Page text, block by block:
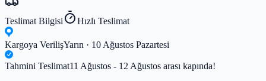
Teslimat Bilgisi Hızlı Teslimat
Kargoya VerilişYarın · 10 Ağustos Pazartesi
Tahmini Teslimat11 Ağustos - 12 Ağustos arası kapında!